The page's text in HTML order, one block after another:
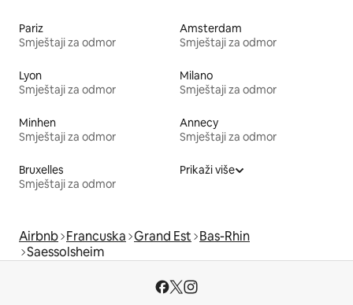
Pariz
Smještaji za odmor
Amsterdam
Smještaji za odmor
Lyon
Smještaji za odmor
Milano
Smještaji za odmor
Minhen
Smještaji za odmor
Annecy
Smještaji za odmor
Bruxelles
Smještaji za odmor
Prikaži više
Airbnb Francuska Grand Est Bas-Rhin
Saessolsheim